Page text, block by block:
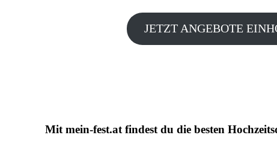
JETZT ANGEBOTE
Mitmein-fest.atfindest du die besten